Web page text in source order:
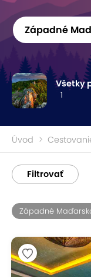
Západné
1
Všetky
Úvod
Filtrovať
Západné